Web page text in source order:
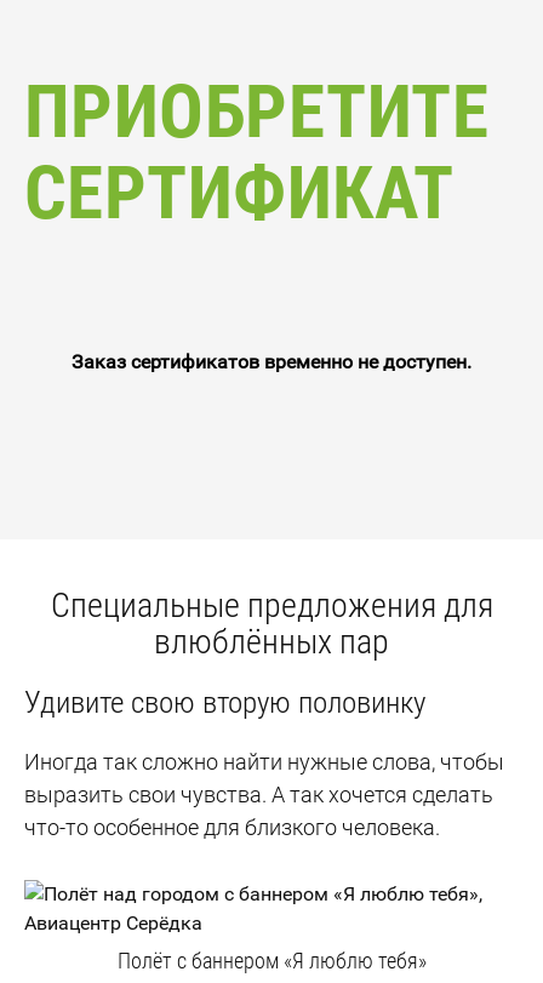
ПРИОБРЕТИТЕ
СЕРТИФИКАТ
Заказ сертификатов временно не доступен.
Специальные предложения для
влюблённых пар
Удивите свою вторую половинку
Иногда так сложно найти нужные слова, чтобы
выразить свои чувства. А так хочется сделать
что-то особенное для близкого человека.
Полёт с баннером «Я люблю тебя»